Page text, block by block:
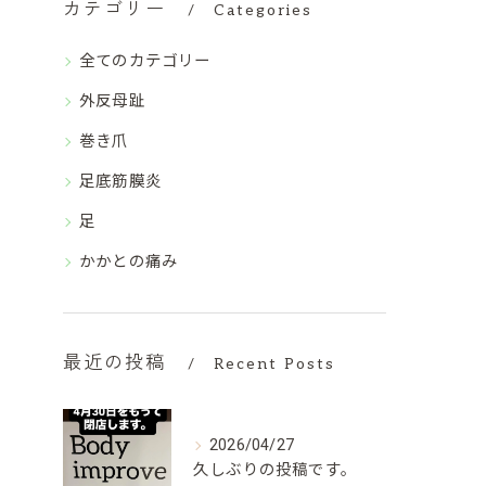
カテゴリー Categories
全てのカテゴリー
外反母趾
巻き爪
足底筋膜炎
足
かかとの痛み
最近の投稿 Recent Posts
2026/04/27
久しぶりの投稿です。